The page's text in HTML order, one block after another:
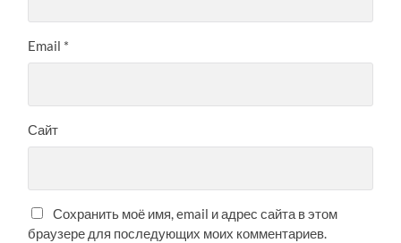
Email *
Сайт
Сохранить моё имя, email и адрес сайта в этом
браузере для последующих моих комментариев.